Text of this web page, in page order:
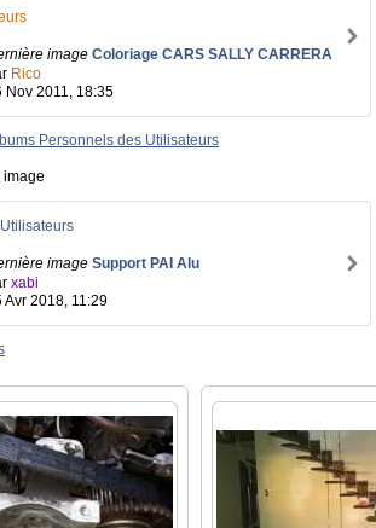
image Coloriage CARS SALLY CARRERA
Rico
Nov 2011, 18:35
Personnels des Utilisateurs
image
image Support PAI Alu
xabi
Avr 2018, 11:29